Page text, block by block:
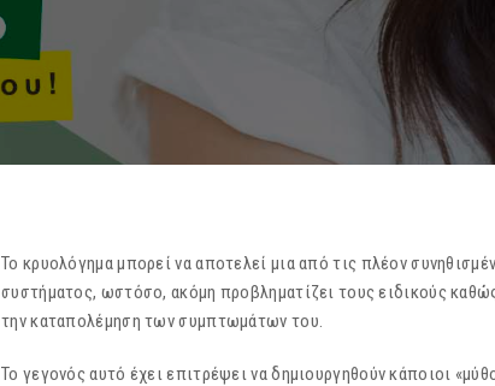
Το κρυολόγημα μπορεί να αποτελεί μια από τις πλέον
συστήματος, ωστόσο, ακόμη προβληματίζει τους ειδικούς
την καταπολέμηση των συμπτωμάτων του.
Το γεγονός αυτό έχει επιτρέψει να δημιουργηθούν κάποιοι